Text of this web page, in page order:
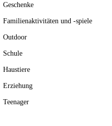
Geschenke
Familienaktivitäten und -spiele
Outdoor
Schule
Haustiere
Erziehung
Teenager